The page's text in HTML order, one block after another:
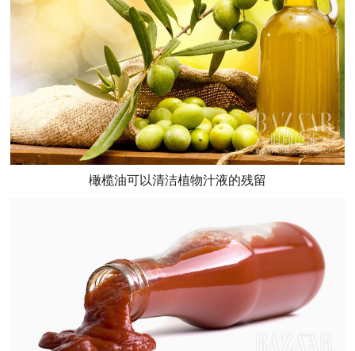
橄榄油可以清洁植物汁液的残留